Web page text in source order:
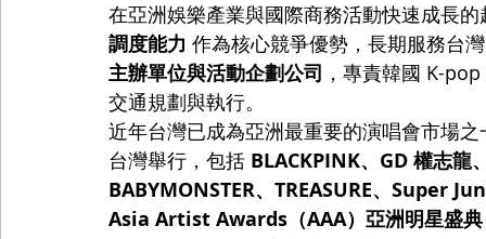
在亞洲娛樂產業與國際商務活動快速成長
調度能力 作為核心競爭優勢，長期服務台
主辦單位與活動企劃公司 ，專責韓國 K-
交通規劃與執行。
近年台灣已成為亞洲最重要的演唱會市場
台灣舉行，包括 BLACKPINK、GD 權志龍
BABYMONSTER、TREASURE、Super
Asia Artist Awards（AAA）亞洲明星盛典